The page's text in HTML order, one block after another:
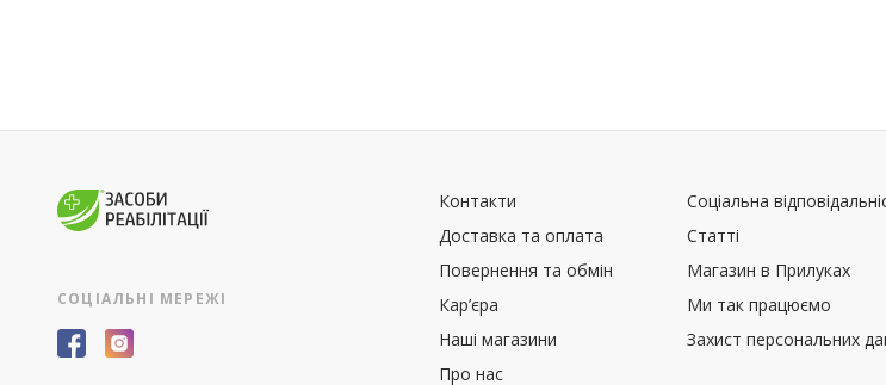
СОЦІАЛЬНІ МЕРЕЖІ
Контакти
Доставка та оплата
Повернення та обмін
Кар’єра
Наші магазини
Про нас
Соціальна
Статті
Магазин в Прилуках
Ми так працюємо
Захист персональних